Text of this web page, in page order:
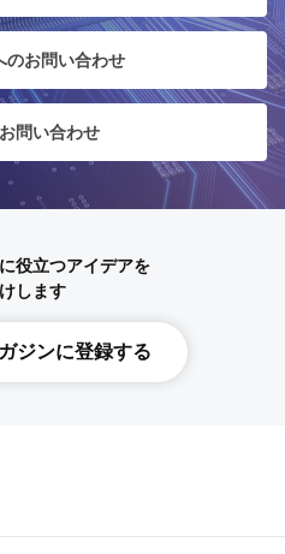
のお問い合わせ
問い合わせ
役立つアイデアを
します
ジンに登録する